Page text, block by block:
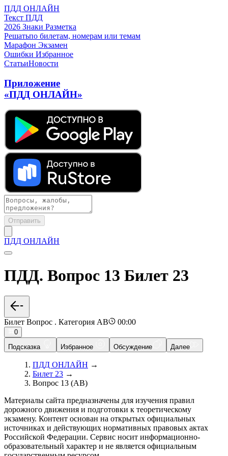
ПДД ОНЛАЙН
Текст ПДД
2026 Знаки Разметка
Решатьпо билетам, номерам или темам
Марафон Экзамен
Ошибки Избранное
СтатьиНовости
Приложение
«ПДД ОНЛАЙН»
Отправить
ПДД ОНЛАЙН
ПДД. Вопрос 13 Билет 23
Билет Вопрос . Категория AB 00:00
0
Подсказка
Избранное Обсуждение Далее
ПДД ОНЛАЙН →
Билет 23 →
Вопрос 13 (AB)
Материалы сайта предназначены для изучения правил
дорожного движения и подготовки к теоретическому
экзамену. Контент основан на открытых официальных
источниках и действующих нормативных правовых актах
Российской Федерации. Сервис носит информационно-
образовательный характер и не является официальным